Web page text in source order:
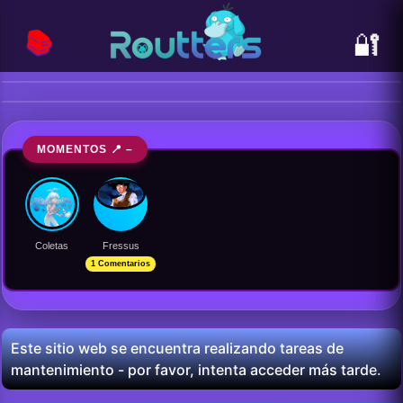
🔐
📚
MOMENTOS 📍 –
Coletas Fressus
1 Comentarios
Este sitio web se encuentra realizando tareas de
mantenimiento - por favor, intenta acceder más tarde.